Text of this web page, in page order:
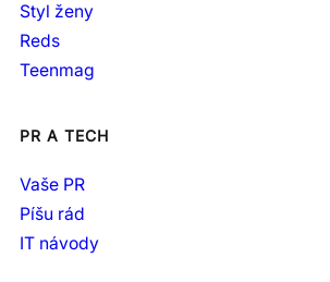
Styl ženy
Reds
Teenmag
PR A TECH
Vaše PR
Píšu rád
IT návody